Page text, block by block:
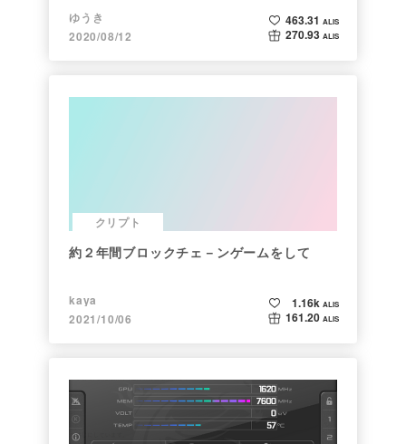
いて語ってみた
ゆうき
2020/08/12
463.31 ALIS
270.93 ALIS
クリプト
約２年間ブロックチェ－ンゲームをして
kaya
2021/10/06
1.16k ALIS
161.20 ALIS